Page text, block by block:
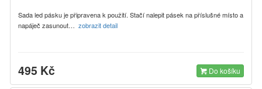
Sada led pásku je připravena k použití. Stačí nalepit pásek na příslušné místo a
napáječ zasunout… zobrazit detail
495 Kč Do košíku